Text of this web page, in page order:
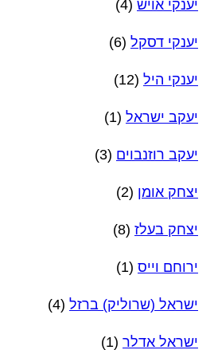
יענקי אויש (4)
יענקי דסקל (6)
יענקי היל (12)
יעקב ישראל (1)
יעקב רוזנבוים (3)
יצחק אומן (2)
יצחק בעלז (8)
ירוחם וייס (1)
ישראל (שרוליק) ברזל (4)
ישראל אדלר (1)